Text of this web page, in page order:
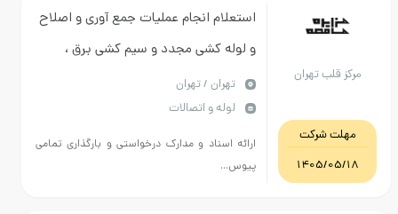
تهران
استعلام انجام عملیات جمع آوری و اصلاح
و لوله کشی مجدد و سیم کشی برق ،
مخابرات ، شبکه و روشنایی طبق نقشه
پیوست و شرح عملیات مندرج در سامانه
تهران / تهران
لوله و اتصالات
ارائه اسناد و مدارک درخواستی و بارگذاری تمامی
پیوس...